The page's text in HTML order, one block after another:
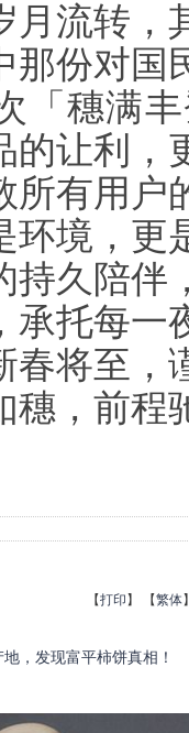
月流转，
那份对国
「穗满
的让利，
所有用户
环境，更
持久陪伴
承托每一
春将至，
穗，前程
【打印 】 【繁体
，发现富平柿饼真相！